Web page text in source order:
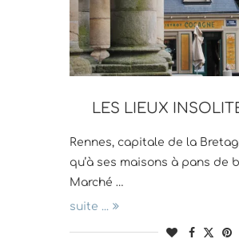
LES LIEUX
Rennes, capitale de la
qu’à ses maisons à pans de
Marché …
suite ...